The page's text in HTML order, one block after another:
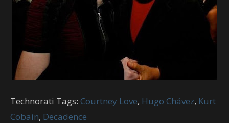
Technorati Tags: Courtney Love, Hugo Chávez, Kurt
Cobain, Decadence